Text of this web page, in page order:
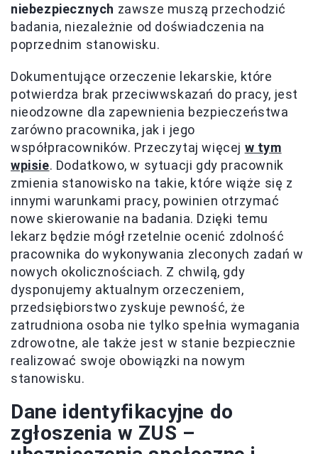
niebezpiecznych zawsze muszą przechodzić
badania, niezależnie od doświadczenia na
poprzednim stanowisku.
Dokumentujące orzeczenie lekarskie, które
potwierdza brak przeciwwskazań do pracy, jest
nieodzowne dla zapewnienia bezpieczeństwa
zarówno pracownika, jak i jego
współpracowników. Przeczytaj więcej w tym
wpisie. Dodatkowo, w sytuacji gdy pracownik
zmienia stanowisko na takie, które wiąże się z
innymi warunkami pracy, powinien otrzymać
nowe skierowanie na badania. Dzięki temu
lekarz będzie mógł rzetelnie ocenić zdolność
pracownika do wykonywania zleconych zadań w
nowych okolicznościach. Z chwilą, gdy
dysponujemy aktualnym orzeczeniem,
przedsiębiorstwo zyskuje pewność, że
zatrudniona osoba nie tylko spełnia wymagania
zdrowotne, ale także jest w stanie bezpiecznie
realizować swoje obowiązki na nowym
stanowisku.
Dane identyfikacyjne do
zgłoszenia w ZUS –